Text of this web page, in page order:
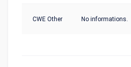
CWE Other No informations.